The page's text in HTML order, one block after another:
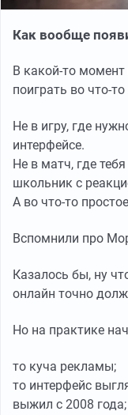
Как вообще
В какой-то
поиграть во что-то
Не в игру, где
интерфейсе.
Не в матч, где
школьник с
А во что-то
Вспомнили про
Казалось бы, ну
онлайн точно
Но на практике
то куча рекламы;
то интерфейс
выжил с 2008 года;